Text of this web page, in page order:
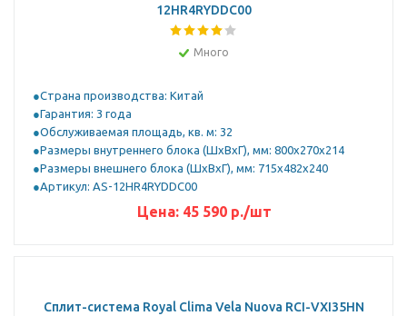
12HR4RYDDC00
Много
Страна производства: Китай
Гарантия: 3 года
Обслуживаемая площадь, кв. м: 32
Размеры внутреннего блока (ШхВхГ), мм: 800x270x214
Размеры внешнего блока (ШхВхГ), мм: 715x482x240
Артикул: AS-12HR4RYDDC00
Цена: 45 590р./шт
Сплит-система Royal Clima Vela Nuova RCI-VXI35HN